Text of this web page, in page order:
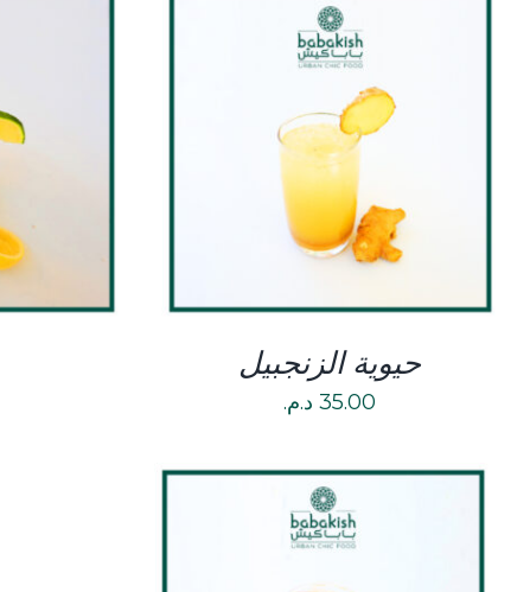
DETAILS
حيوية الزنجبيل
35.00 د.م.